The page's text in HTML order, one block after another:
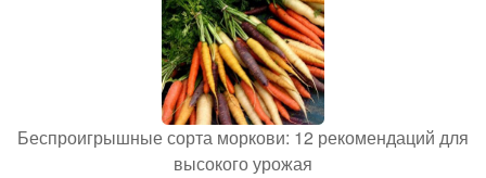
Беспроигрышные сорта моркови: 12 рекомендаций для
высокого урожая